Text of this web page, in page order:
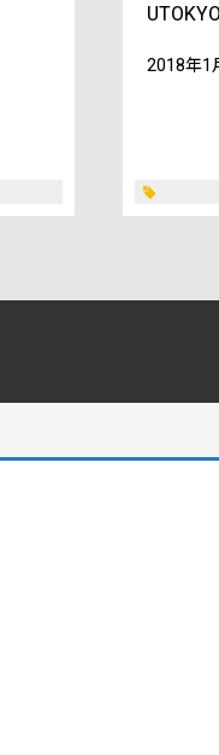
2018年1